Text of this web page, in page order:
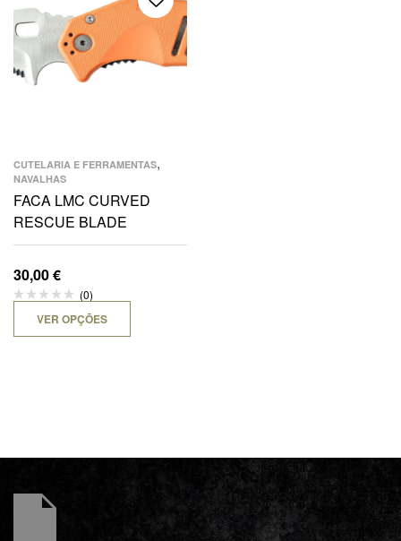
CUTELARIA E FERRAMENTAS,
NAVALHAS
FACA LMC CURVED
RESCUE BLADE
30,00€
(0)
VER OPÇÕES